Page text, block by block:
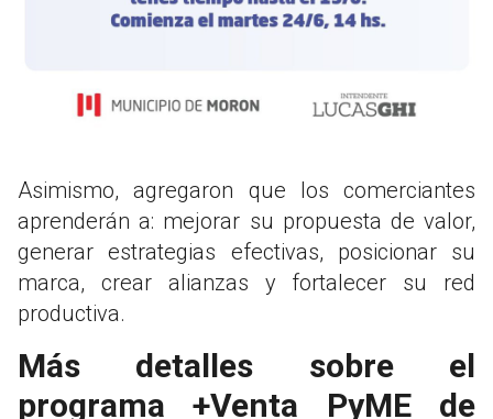
Asimismo, agregaron que los comerciantes
aprenderán a: mejorar su propuesta de valor,
generar estrategias efectivas, posicionar su
marca, crear alianzas y fortalecer su red
productiva.
Más detalles sobre el
programa +Venta PyME de